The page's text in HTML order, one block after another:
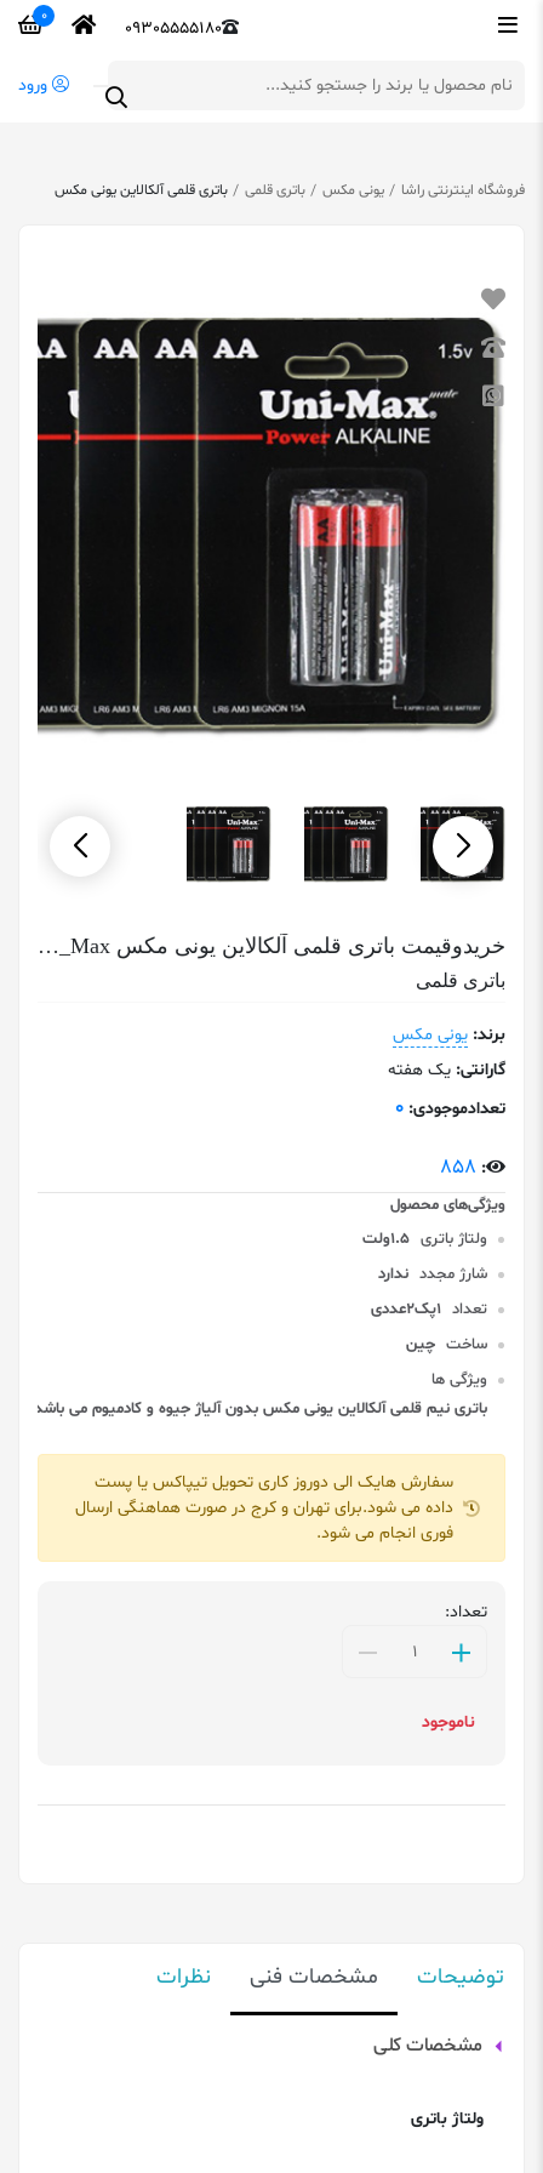
09305555180
0
ورود
فروشگاه اینترنتی راشا یونی مکس باتری قلمی باتری قلمی آلکالاین یونی مکس
خریدوقیمت باتری قلمی آلکالاین یونی مکس Uni_Max
باتری قلمی
برند: یونی مکس
گارانتی: یک هفته
تعدادموجودی: 0
:
858
ولتاژ باتری 1.5ولت
شارژ مجدد ندارد
تعداد 1پک2عددی
ساخت چین
ویژگی ها
باتری نیم قلمی آلکالاین یونی مکس بدون آلیاژ جیوه و کادمیوم می باشد.
سفارش هایک الی دوروز کاری تحویل تیپاکس یا پست
داده می شود.برای تهران و کرج در صورت هماهنگی ارسال
فوری انجام می شود.
تعداد:
ناموجود
توضیحات مشخصات فنی نظرات
مشخصات کلی
ولتاژ باتری